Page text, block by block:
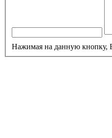
Нажимая на данную кнопку,